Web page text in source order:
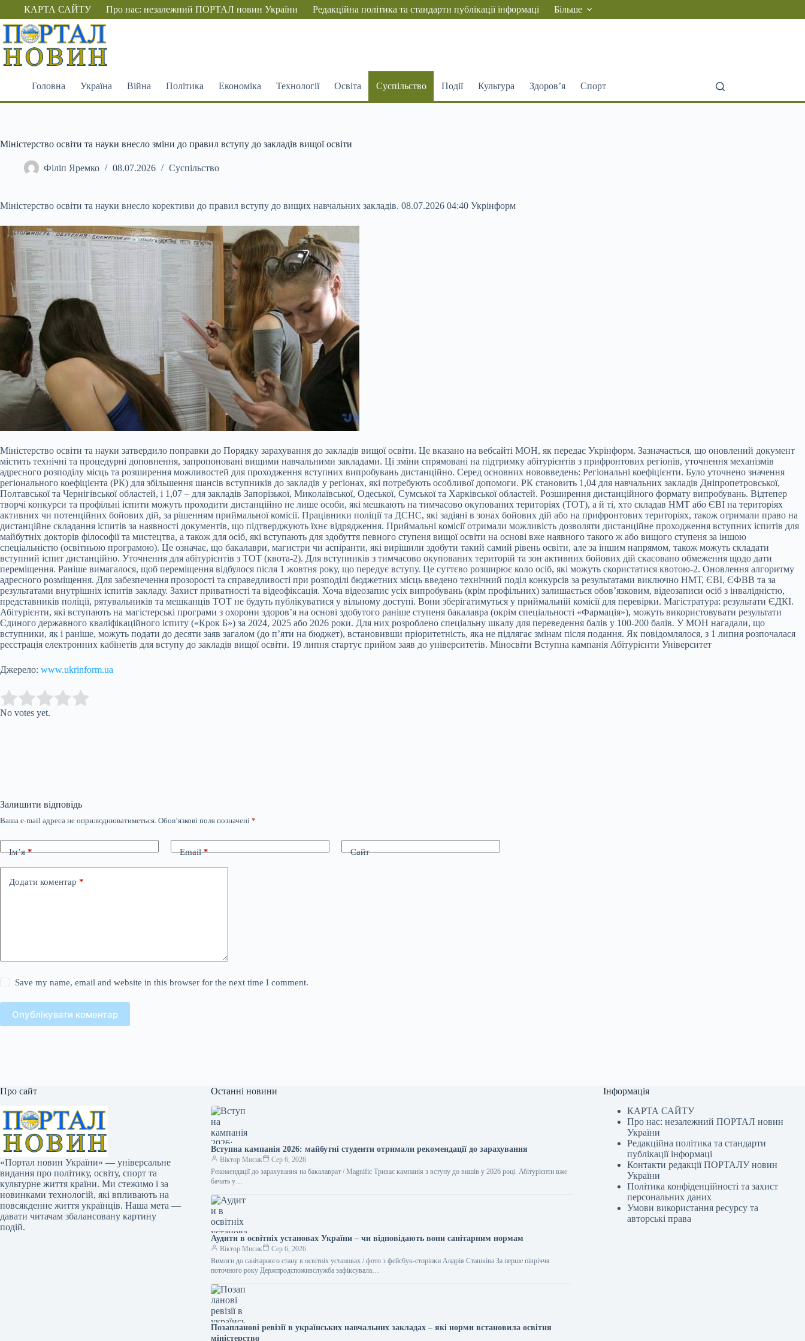
Перейти
вмісту
КАРТА САЙТУ Про нас: незалежний ПОРТАЛ новин України Редакційна політика та стандарти публікації інформаці Більше
Головна Україна Війна Політика Економіка Технології Освіта Суспільство Події Культура Здоров’я Спорт
Міністерство освіти та науки внесло зміни до правил вступу до закладів вищої освіти
Філіп Яремко 08.07.2026 Суспільство
Міністерство освіти та науки внесло корективи до правил вступу до вищих навчальних закладів. 08.07.2026 04:40 Укрінформ
Міністерство освіти та науки затвердило поправки до Порядку зарахування до закладів вищої освіти. Це вказано на вебсайті МОН, як передає Укрінформ. Зазначається, що оновлений документ
містить технічні та процедурні доповнення, запропоновані вищими навчальними закладами. Ці зміни спрямовані на підтримку абітурієнтів з прифронтових регіонів, уточнення механізмів
адресного розподілу місць та розширення можливостей для проходження вступних випробувань дистанційно. Серед основних нововведень: Регіональні коефіцієнти. Було уточнено значення
регіонального коефіцієнта (РК) для збільшення шансів вступників до закладів у регіонах, які потребують особливої допомоги. РК становить 1,04 для навчальних закладів Дніпропетровської,
Полтавської та Чернігівської областей, і 1,07 – для закладів Запорізької, Миколаївської, Одеської, Сумської та Харківської областей. Розширення дистанційного формату випробувань. Відтепер
творчі конкурси та профільні іспити можуть проходити дистанційно не лише особи, які мешкають на тимчасово окупованих територіях (ТОТ), а й ті, хто складав НМТ або ЄВІ на територіях
активних чи потенційних бойових дій, за рішенням приймальної комісії. Працівники поліції та ДСНС, які задіяні в зонах бойових дій або на прифронтових територіях, також отримали право на
дистанційне складання іспитів за наявності документів, що підтверджують їхнє відрядження. Приймальні комісії отримали можливість дозволяти дистанційне проходження вступних іспитів для
майбутніх докторів філософії та мистецтва, а також для осіб, які вступають для здобуття певного ступеня вищої освіти на основі вже наявного такого ж або вищого ступеня за іншою
спеціальністю (освітньою програмою). Це означає, що бакалаври, магистри чи аспіранти, які вирішили здобути такий самий рівень освіти, але за іншим напрямом, також можуть складати
вступний іспит дистанційно. Уточнення для абітурієнтів з ТОТ (квота-2). Для вступників з тимчасово окупованих територій та зон активних бойових дій скасовано обмеження щодо дати
переміщення. Раніше вимагалося, щоб переміщення відбулося після 1 жовтня року, що передує вступу. Це суттєво розширює коло осіб, які можуть скористатися квотою-2. Оновлення алгоритму
адресного розміщення. Для забезпечення прозорості та справедливості при розподілі бюджетних місць введено технічний поділ конкурсів за результатами виключно НМТ, ЄВІ, ЄФВВ та за
результатами внутрішніх іспитів закладу. Захист приватності та відеофіксація. Хоча відеозапис усіх випробувань (крім профільних) залишається обов’язковим, відеозаписи осіб з інвалідністю,
представників поліції, рятувальників та мешканців ТОТ не будуть публікуватися у вільному доступі. Вони зберігатимуться у приймальній комісії для перевірки. Магістратура: результати ЄДКІ.
Абітурієнти, які вступають на магістерські програми з охорони здоров’я на основі здобутого раніше ступеня бакалавра (окрім спеціальності «Фармація»), можуть використовувати результати
Єдиного державного кваліфікаційного іспиту («Крок Б») за 2024, 2025 або 2026 роки. Для них розроблено спеціальну шкалу для переведення балів у 100-200 балів. У МОН нагадали, що
вступники, як і раніше, можуть подати до десяти заяв загалом (до п’яти на бюджет), встановивши пріоритетність, яка не підлягає змінам після подання. Як повідомлялося, з 1 липня розпочалася
реєстрація електронних кабінетів для вступу до закладів вищої освіти. 19 липня стартує прийом заяв до університетів. Міносвіти Вступна кампанія Абітурієнти Університет
Джерело: www.ukrinform.ua
Rate this item:
No votes yet.
Залишити відповідь
Ваша e-mail адреса не оприлюднюватиметься. Обов’язкові поля позначені *
Ім’я* Email* Сайт
Додати коментар *
Save my name, email and website in this browser for the next time I comment.
Опублікувати коментар
Про сайт
«Портал новин України» — універсальне
видання про політику, освіту, спорт та
культурне життя країни. Ми стежимо і за
новинками технологій, які впливають на
повсякденне життя українців. Наша мета —
давати читачам збалансовану картину
подій.
Останні новини
Вступна кампанія 2026: майбутні студенти отримали рекомендації до зарахування
Віктор Мисик
Сер 6, 2026
Рекомендації до зарахування на бакалаврат / Magnific Триває кампанія з вступу до вишів у 2026 році. Абітурієнти вже
бачать у…
Аудити в освітніх установах України – чи відповідають вони санітарним нормам
Віктор Мисик
Сер 6, 2026
Вимоги до санітарного стану в освітніх установах / фото з фейсбук-сторінки Андрія Сташківа За перше півріччя
поточного року Держпродспоживслужба зафіксувала…
Позапланові ревізії в українських навчальних закладах – які норми встановила освітня
міністерство
Інформація
КАРТА САЙТУ
Про нас: незалежний ПОРТАЛ новин
України
Редакційна політика та стандарти
публікації інформаці
Контакти редакції ПОРТАЛУ новин
України
Політика конфіденційності та захист
персональних даних
Умови використання ресурсу та
авторські права